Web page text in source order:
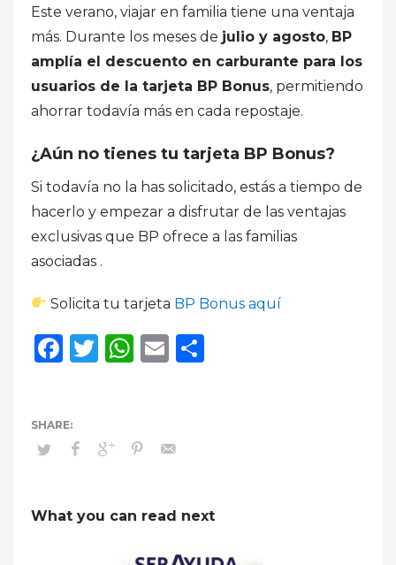
Este verano, viajar en familia tiene una ventaja
más. Durante los meses de julio y agosto, BP
amplía el descuento en carburante para los
usuarios de la tarjeta BP Bonus, permitiendo
ahorrar todavía más en cada repostaje.
¿Aún no tienes tu tarjeta BP Bonus?
Si todavía no la has solicitado, estás a tiempo de
hacerlo y empezar a disfrutar de las ventajas
exclusivas que BP ofrece a las familias
asociadas .
Solicita tu tarjeta BP Bonus aquí
Facebook
Twitter
WhatsApp
Email
What you can read next